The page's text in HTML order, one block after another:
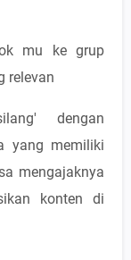
mu ke grup
relevan
dengan
yang memiliki
mengajaknya
konten di